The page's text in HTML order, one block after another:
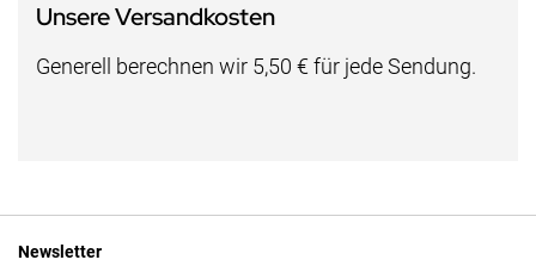
Unsere Versandkosten
Generell berechnen wir 5,50 € für jede Sendung.
Newsletter